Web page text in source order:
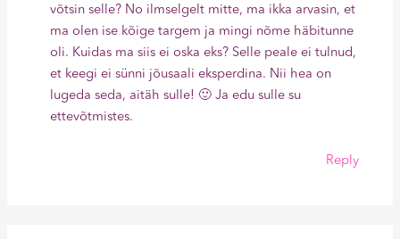
võtsin selle? No ilmselgelt mitte, ma ikka arvasin, et
ma olen ise kõige targem ja mingi nõme häbitunne
oli. Kuidas ma siis ei oska eks? Selle peale ei tulnud,
et keegi ei sünni jõusaali eksperdina. Nii hea on
lugeda seda, aitäh sulle! 🙂 Ja edu sulle su
ettevõtmistes.
Reply